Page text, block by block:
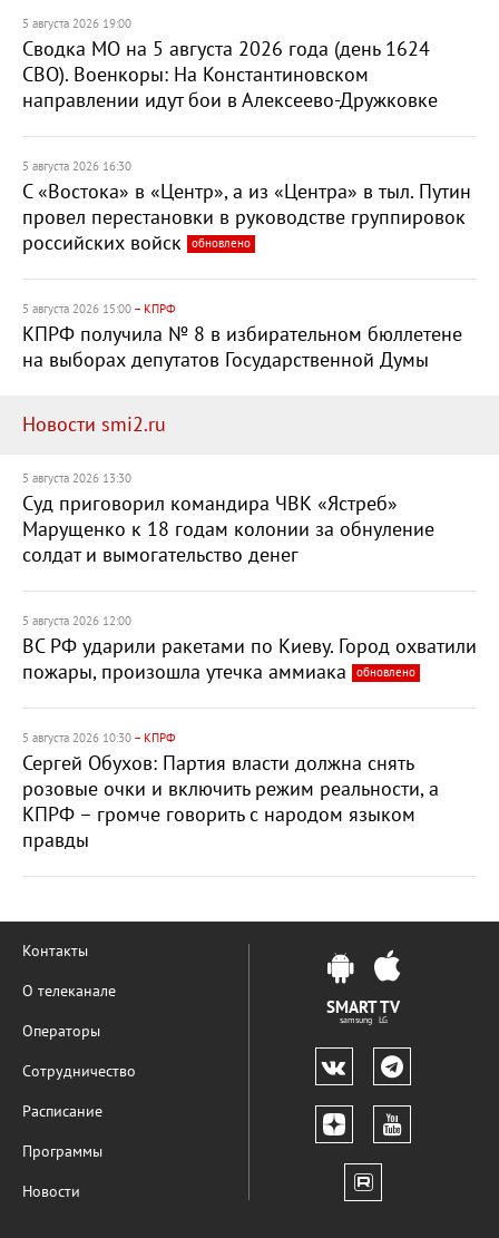
5 августа 2026 19:00
Сводка МО на 5 августа 2026 года (день 1624
СВО). Военкоры: На Константиновском
направлении идут бои в Алексеево-Дружковке
5 августа 2026 16:30
С «Востока» в «Центр», а из «Центра» в тыл. Путин
провел перестановки в руководстве группировок
российских войск
обновлено
5 августа 2026 15:00 – КПРФ
КПРФ получила № 8 в избирательном бюллетене
на выборах депутатов Государственной Думы
Новости smi2.ru
5 августа 2026 13:30
Суд приговорил командира ЧВК «Ястреб»
Марущенко к 18 годам колонии за обнуление
солдат и вымогательство денег
5 августа 2026 12:00
ВС РФ ударили ракетами по Киеву. Город охватили
пожары, произошла утечка аммиака
обновлено
5 августа 2026 10:30 – КПРФ
Сергей Обухов: Партия власти должна снять
розовые очки и включить режим реальности, а
КПРФ – громче говорить с народом языком
правды
Контакты
О телеканале
Операторы
Сотрудничество
Расписание
Программы
Новости
SMART TV
samsung LG